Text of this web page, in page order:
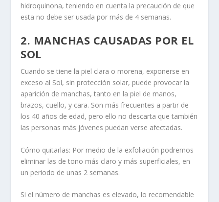
hidroquinona, teniendo en cuenta la precaución de que
esta no debe ser usada por más de 4 semanas.
2. MANCHAS CAUSADAS POR EL
SOL
Cuando se tiene la piel clara o morena, exponerse en
exceso al Sol, sin protección solar, puede provocar la
aparición de manchas, tanto en la piel de manos,
brazos, cuello, y cara. Son más frecuentes a partir de
los 40 años de edad, pero ello no descarta que también
las personas más jóvenes puedan verse afectadas.
Cómo quitarlas: Por medio de la exfoliación podremos
eliminar las de tono más claro y más superficiales, en
un periodo de unas 2 semanas.
Si el número de manchas es elevado, lo recomendable